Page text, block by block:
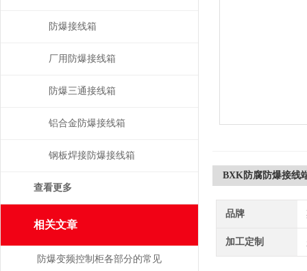
BXK防腐防爆接线
品牌
加工定制
防爆接线箱
厂用防爆接线箱
防爆三通接线箱
铝合金防爆接线箱
钢板焊接防爆接线箱
查看更多
相关文章
防爆变频控制柜各部分的常见